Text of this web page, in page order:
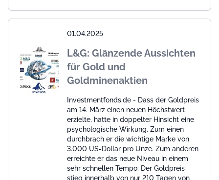
01.04.2025
L&G: Glänzende Aussichten
für Gold und
Goldminenaktien
Investmentfonds.de - Dass der Goldpreis
am 14. März einen neuen Höchstwert
erzielte, hatte in doppelter Hinsicht eine
psychologische Wirkung. Zum einen
durchbrach er die wichtige Marke von
3.000 US-Dollar pro Unze. Zum anderen
erreichte er das neue Niveau in einem
sehr schnellen Tempo: Der Goldpreis
stieg innerhalb von nur 210 Tagen von